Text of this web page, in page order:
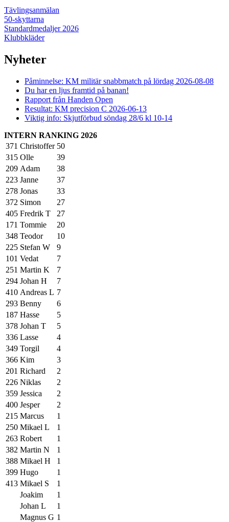
Tävlingsanmälan
50-skyttarna
Standardmedaljer 2026
Klubbkläder
Nyheter
Påminnelse: KM militär snabbmatch på lördag 2026-08-08
Du har en ljus framtid på banan!
Rapport från Handen Open
Resultat: KM precision C 2026-06-13
Viktig info: Skjutförbud söndag 28/6 kl 10-14
INTERN RANKING 2026
371 Christoffer 50
315 Olle
39
209 Adam
38
223 Janne
37
278 Jonas
33
372 Simon
27
405 Fredrik T
27
171 Tommie
20
348 Teodor
10
225 Stefan W
9
101 Vedat
7
251 Martin K
7
294 Johan H
7
410 Andreas L 7
293 Benny
6
187 Hasse
5
378 Johan T
5
336 Lasse
4
349 Torgil
4
366 Kim
3
201 Richard
2
226 Niklas
2
359 Jessica
2
400 Jesper
2
215 Marcus
1
250 Mikael L
1
263 Robert
1
382 Martin N
1
388 Mikael H
1
399 Hugo
1
413 Mikael S
1
Joakim
1
Johan L
1
Magnus G 1